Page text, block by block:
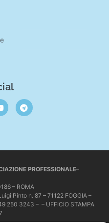
PROFESSIONALE–
– ROMA
Pinto n. 87 – 71122 FOGGIA –
250 3243 – – UFFICIO STAMPA